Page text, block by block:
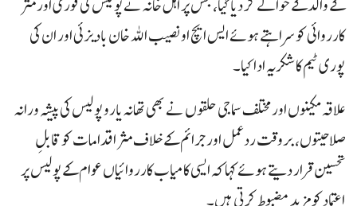
کارروائی کو سراہتے ہوئے ایس ایچ او نصیب اللہ خان بادیزئی اور ان کی
پوری ٹیم کا شکریہ ادا کیا۔
علاقہ مکینوں اور مختلف سماجی حلقوں نے بھی تھانہ یارو پولیس کی پیشہ ورانہ
صلاحیتوں، بروقت ردعمل اور جرائم کے خلاف مثر اقدامات کو قابلِ
تحسین قرار دیتے ہوئے کہا کہ ایسی کامیاب کارروائیاں عوام کے پولیس پر
اعتماد کو مزید مضبوط کرتی ہیں۔